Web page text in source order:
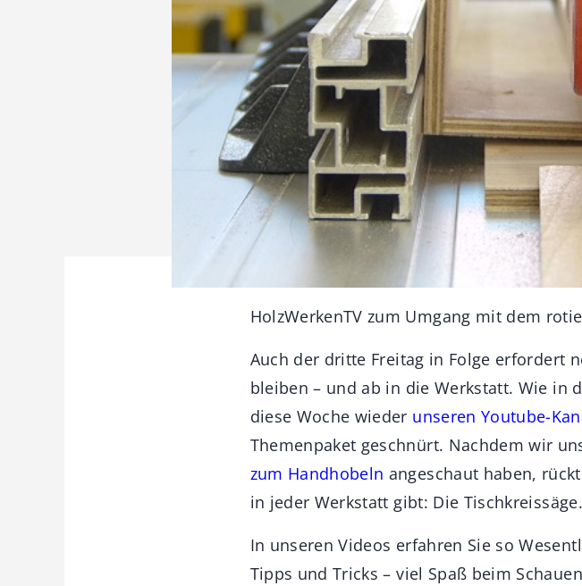
HolzWerkenTV zum Umgang mit dem
Auch der dritte Freitag in Folge erfordert
bleiben – und ab in die Werkstatt. Wie in
diese Woche wieder unseren Youtube-
Themenpaket geschnürt. Nachdem wir
zum Handhobeln angeschaut haben,
in jeder Werkstatt gibt: Die Tischkreissäge.
In unseren Videos erfahren Sie so
Tipps und Tricks – viel Spaß beim